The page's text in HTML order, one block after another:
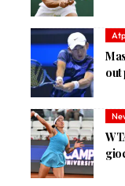
Atp
out